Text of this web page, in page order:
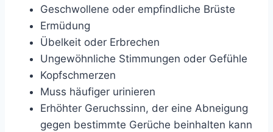
Geschwollene oder empfindliche Brüste
Ermüdung
Übelkeit oder Erbrechen
Ungewöhnliche Stimmungen oder Gefühle
Kopfschmerzen
Muss häufiger urinieren
Erhöhter Geruchssinn, der eine Abneigung
gegen bestimmte Gerüche beinhalten kann